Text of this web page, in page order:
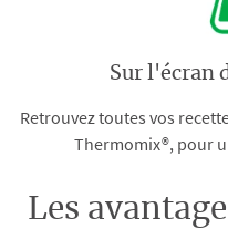
Sur l'écran
Retrouvez toutes vos
Thermomix®, pour
Les